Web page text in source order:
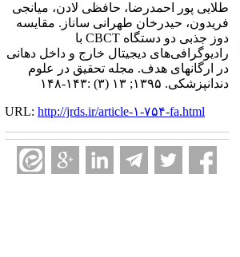
طلایی پور احمدرضا، حافظی لادن، میانجی
فریدون، حیدرخان طهرانی ساناز. مقایسه
دوز جذبی دو دستگاه CBCT با
رادیوگرافی‌های دیجیتال خارج و داخل دهانی
در ارگانهای هدف. مجله تحقیق در علوم
دندانپزشکی. ۱۳۹۵; ۱۳ (۳) :۱۴۳-۱۴۸
URL: http://jrds.ir/article-۱-۷۵۴-fa.html